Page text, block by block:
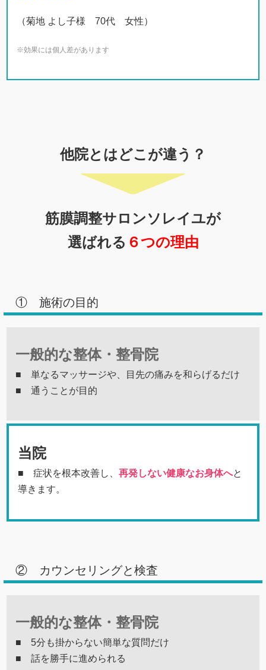
（菊地 よし子様 70代 女性）
※効果には個人差があります
他院とはどこが違う？
筋膜調整サロンソレイユが
選ばれる ６つの理由
① 施術の目的
一般的な整体・整骨院
■ 単なるマッサージや、目先の痛みを和らげるだけ
■ 通うことが目的
当院
■ 症状を根本改善し、 再発しない健康なお身体へと
導きます。
② カウンセリングと検査
一般的な整体・整骨院
■ 5分も掛からない簡単な質問だけ
■ 話を勝手に進められる